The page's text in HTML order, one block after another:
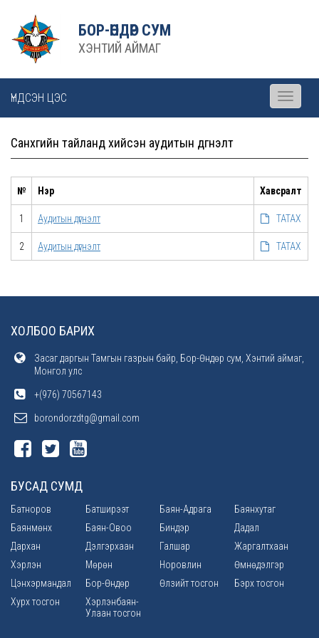
БОР-ӨНДӨР СУМ
ХЭНТИЙ АЙМАГ
ҮНДСЭН ЦЭС
Toggle
Санхүүгийн тайланд хийсэн аудитын дүгнэлт
№ Нэр Хавсралт
1 Аудитын дүгнэлт ТАТАХ
2 Аудитын дүгнэлт ТАТАХ
ХОЛБОО БАРИХ
Засаг даргын Тамгын газрын байр, Бор-Өндөр сум, Хэнтий аймаг,
Монгол улс
+(976) 70567143
borondorzdtg@gmail.com
БУСАД СУМД
Батноров Батширээт Баян-Адрага
Баянхутаг
Баянмөнх
Баян-Овоо Биндэр
Дадал
Дархан
Дэлгэрхаан Галшар
Жаргалтхаан
Хэрлэн
Мөрөн Норовлин
Өмнөдэлгэр
Цэнхэрмандал
Бор-Өндөр Өлзийт тосгон
Бэрх тосгон
Хурх тосгон
Хэрлэнбаян-
Улаан тосгон